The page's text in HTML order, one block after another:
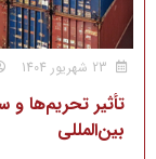
تأثیر تحریم‌ها
بین‌المللی